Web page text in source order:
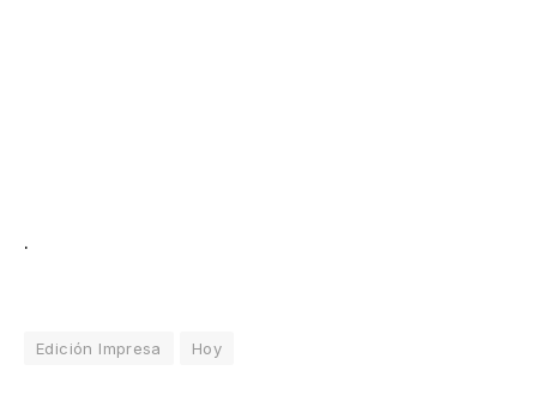
.
Edición Impresa Hoy